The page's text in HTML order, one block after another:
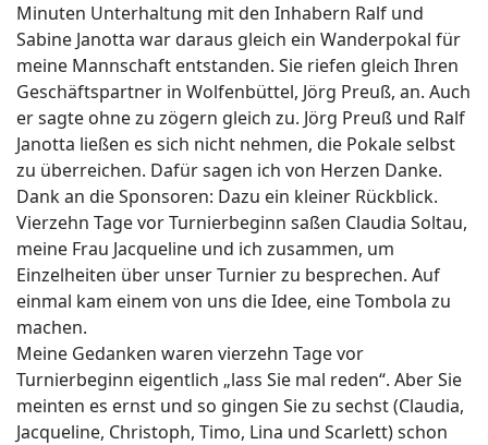
Minuten Unterhaltung mit den Inhabern Ralf und
Sabine Janotta war daraus gleich ein Wanderpokal für
meine Mannschaft entstanden. Sie riefen gleich Ihren
Geschäftspartner in Wolfenbüttel, Jörg Preuß, an. Auch
er sagte ohne zu zögern gleich zu. Jörg Preuß und Ralf
Janotta ließen es sich nicht nehmen, die Pokale selbst
zu überreichen. Dafür sagen ich von Herzen Danke.
Dank an die Sponsoren: Dazu ein kleiner Rückblick.
Vierzehn Tage vor Turnierbeginn saßen Claudia Soltau,
meine Frau Jacqueline und ich zusammen, um
Einzelheiten über unser Turnier zu besprechen. Auf
einmal kam einem von uns die Idee, eine Tombola zu
machen.
Meine Gedanken waren vierzehn Tage vor
Turnierbeginn eigentlich „lass Sie mal reden“. Aber Sie
meinten es ernst und so gingen Sie zu sechst (Claudia,
Jacqueline, Christoph, Timo, Lina und Scarlett) schon